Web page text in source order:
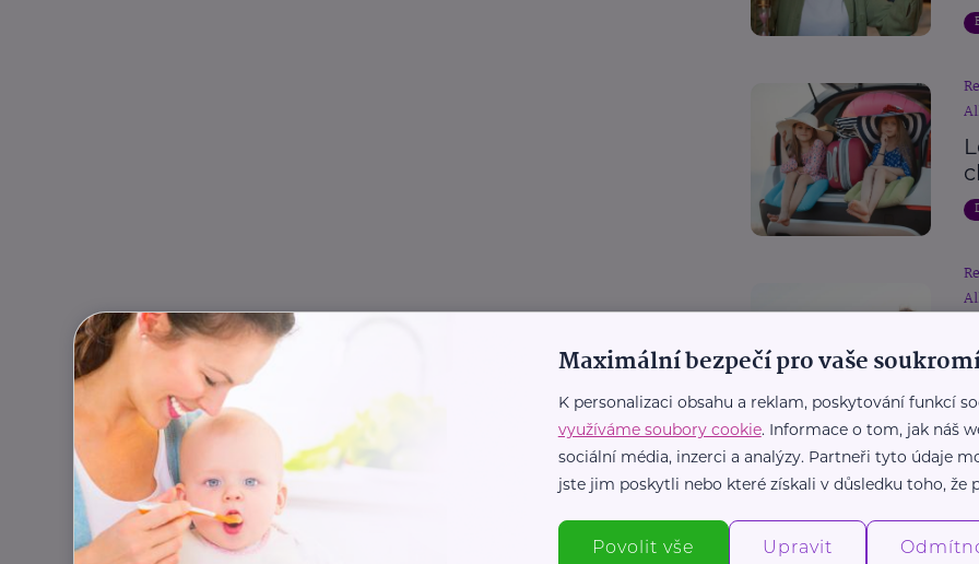
Maximální bezpečí pro vaše
K personalizaci obsahu a reklam, poskytování funkcí
využíváme soubory cookie. Informace o tom, jak náš
sociální média, inzerci a analýzy. Partneři tyto údaje
jste jim poskytli nebo které získali v důsledku toho, že
Povolit vše Upravit